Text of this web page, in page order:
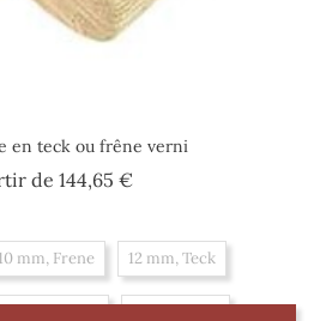
en teck ou frêne verni
de 144,65 €Prix
mm, Frene 12 mm, Teck